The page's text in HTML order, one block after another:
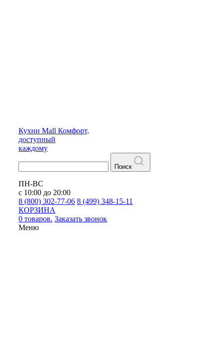
Кухни Mall Комфорт,
доступный
каждому
Поиск
ПН-ВС
с 10:00 до 20:00
8 (800) 302-77-06 8 (499) 348-15-11
КОРЗИНА
0 товаров. Заказать звонок
Меню